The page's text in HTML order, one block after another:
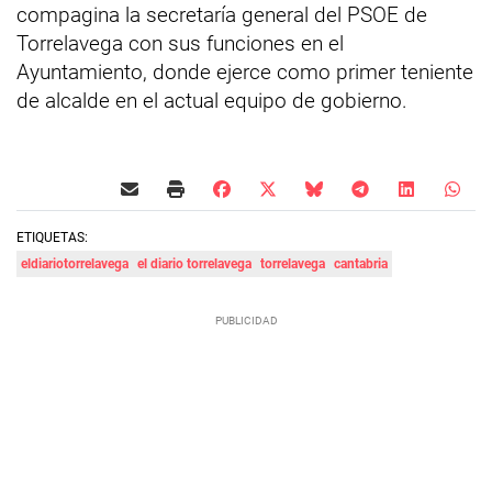
compagina la secretaría general del PSOE de
Torrelavega con sus funciones en el
Ayuntamiento, donde ejerce como primer teniente
de alcalde en el actual equipo de gobierno.
ETIQUETAS:
eldiariotorrelavega el diario torrelavega torrelavega cantabria